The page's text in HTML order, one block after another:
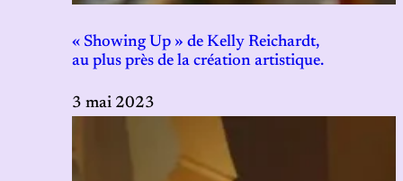
« Showing Up » de Kelly Reichardt,
au plus près de la création artistique.
3 mai 2023